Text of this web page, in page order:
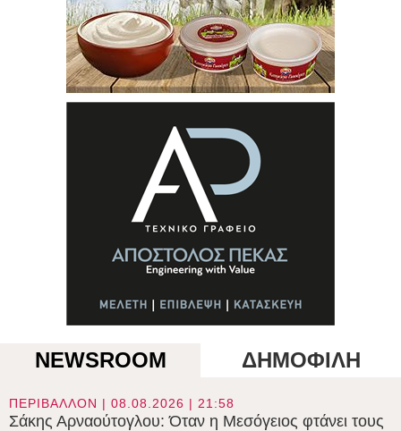
NEWSROOM ΔΗΜΟΦΙΛΗ
ΠΕΡΙΒΑΛΛΟΝ | 08.08.2026 | 21:58
Σάκης Αρναούτογλου: Όταν η Μεσόγειος φτάνει τους